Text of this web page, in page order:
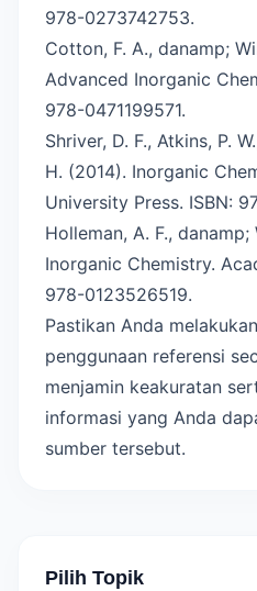
978-0273742753.
Cotton, F. A., danamp;
Advanced Inorganic
978-0471199571.
Shriver, D. F., Atkins, P.
H. (2014). Inorganic
University Press. ISBN:
Holleman, A. F.,
Inorganic Chemistry.
978-0123526519.
Pastikan Anda
penggunaan referensi
menjamin keakuratan
informasi yang Anda
sumber tersebut.
Pilih Topik